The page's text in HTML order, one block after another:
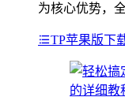
为核心优势，
TP苹果版下